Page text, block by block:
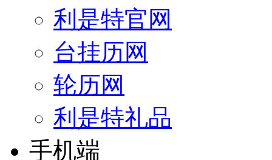
利是特官网
台挂历网
轮历网
利是特礼品
手机端